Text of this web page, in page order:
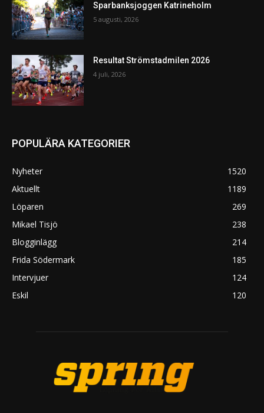
Sparbanksjoggen Katrineholm
5 augusti, 2026
Resultat Strömstadmilen 2026
4 juli, 2026
POPULÄRA KATEGORIER
Nyheter
1520
Aktuellt
1189
Löparen
269
Mikael Tisjö
238
Blogginlägg
214
Frida Södermark
185
Intervjuer
124
Eskil
120